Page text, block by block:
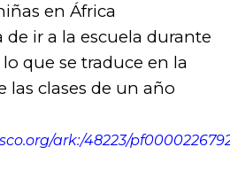
en África
de ir a la escuela durante
que se traduce en la
las clases de un año
ark:/48223/